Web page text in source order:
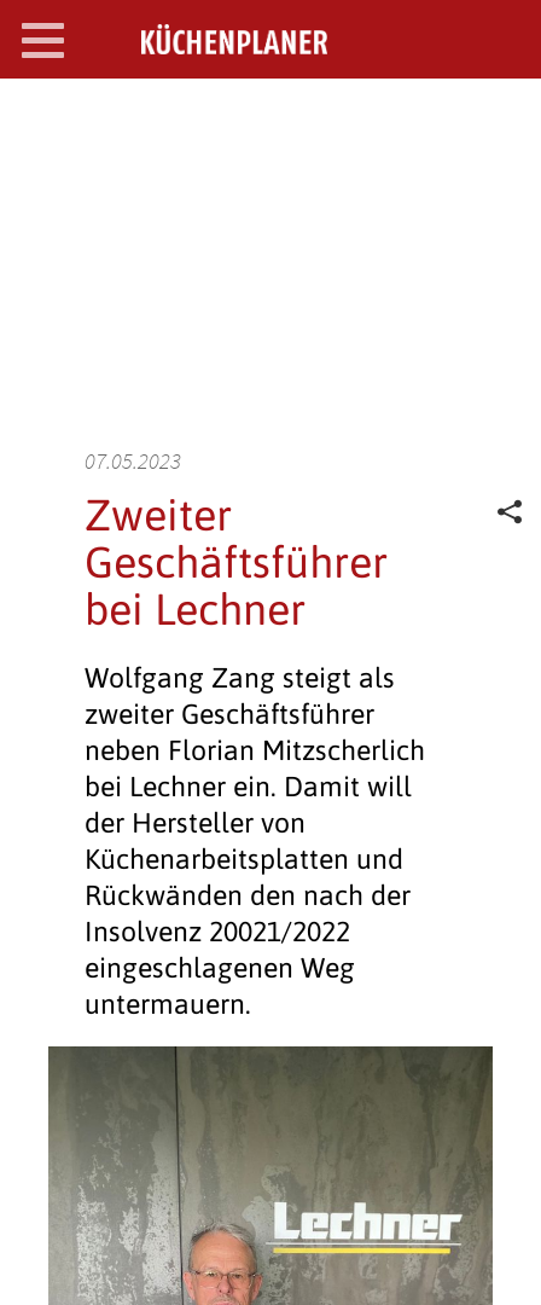
Toggle
navigation
07.05.2023
Zweiter
Geschäftsführer
bei Lechner
Wolfgang Zang steigt als
zweiter Geschäftsführer
neben Florian Mitzscherlich
bei Lechner ein. Damit will
der Hersteller von
Küchenarbeitsplatten und
Rückwänden den nach der
Insolvenz 20021/2022
eingeschlagenen Weg
untermauern.